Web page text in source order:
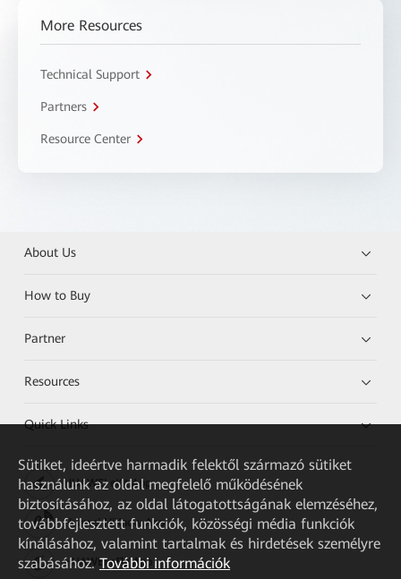
More Resources
Technical Support
Partners
Resource Center
About Us
How to Buy
Partner
Resources
Quick Links
HUAWEI eKit App
Huawei HiKnow App
HUAWEI eFly App
Sütiket, ideértve harmadik felektől származó sütiket
használunk az oldal megfelelő működésének
biztosításához, az oldal látogatottságának elemzéséhez,
továbbfejlesztett funkciók, közösségi média funkciók
kínálásához, valamint tartalmak és hirdetések személyre
szabásához. További információk